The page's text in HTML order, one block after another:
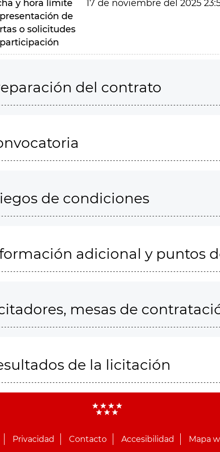
y hora límite
de
o solicitudes
17 de noviembre del 2025
del contrato
de condiciones
adicional y puntos
mesas de
de la licitación
Privacidad Contacto Accesibilidad Mapa